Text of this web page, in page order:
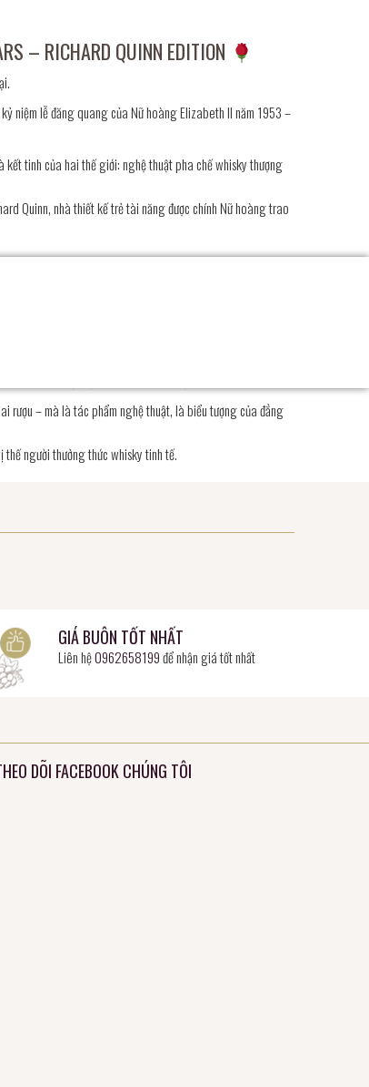
– RICHARD QUINN EDITION
niệm lễ đăng quang của Nữ hoàng Elizabeth II năm 1953 –
tinh của hai thế giới: nghệ thuật pha chế whisky thượng
Quinn, nhà thiết kế trẻ tài năng được chính Nữ hoàng trao
cho sức mạnh và sự tinh tế
rượu – mà là tác phẩm nghệ thuật, là biểu tượng của đẳng
người thưởng thức whisky tinh tế.
GIÁ BUÔN TỐT NHẤT
Liên hệ0962658199để nhận giá tốt nhất
DÕI FACEBOOK CHÚNG TÔI